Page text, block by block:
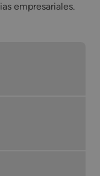
empresariales.